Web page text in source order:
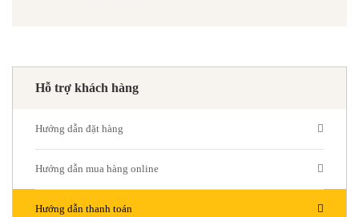
Hỗ trợ khách hàng
Hướng dẫn đặt hàng
Hướng dẫn mua hàng online
Hướng dẫn thanh toán